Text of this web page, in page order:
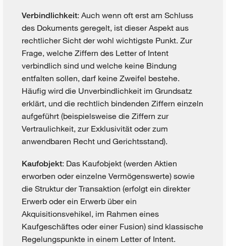
Verbindlichkeit: Auch wenn oft erst am Schluss
des Dokuments geregelt, ist dieser Aspekt aus
rechtlicher Sicht der wohl wichtigste Punkt. Zur
Frage, welche Ziffern des Letter of Intent
verbindlich sind und welche keine Bindung
entfalten sollen, darf keine Zweifel bestehe.
Häufig wird die Unverbindlichkeit im Grundsatz
erklärt, und die rechtlich bindenden Ziffern einzeln
aufgeführt (beispielsweise die Ziffern zur
Vertraulichkeit, zur Exklusivität oder zum
anwendbaren Recht und Gerichtsstand).
Kaufobjekt: Das Kaufobjekt (werden Aktien
erworben oder einzelne Vermögenswerte) sowie
die Struktur der Transaktion (erfolgt ein direkter
Erwerb oder ein Erwerb über ein
Akquisitionsvehikel, im Rahmen eines
Kaufgeschäftes oder einer Fusion) sind klassische
Regelungspunkte in einem Letter of Intent.